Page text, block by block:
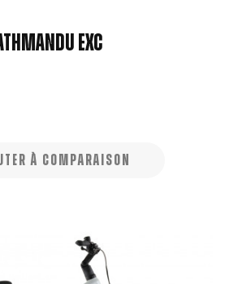
EXC
À COMPARAISON